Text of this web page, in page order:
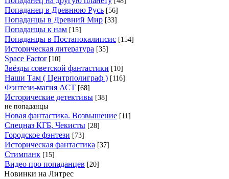
Попаданец в Древнюю Русь [56]
Попаданцы в Древний Мир [33]
Попаданцы к нам [15]
Попаданцы в Постапокалипсис [154]
Историческая литература [35]
Space Factor [10]
Звёзды советской фантастики [10]
Наши Там ( Центрполиграф ) [116]
Фэнтези-магия АСТ [68]
Исторические детективы [38]
не попаданцы
Новая фантастика. Возвышение [11]
Спецназ КГБ, Чекисты [28]
Городское фэнтези [73]
Историческая фантастика [37]
Стимпанк [15]
Видео про попаданцев [20]
Новинки на Литрес